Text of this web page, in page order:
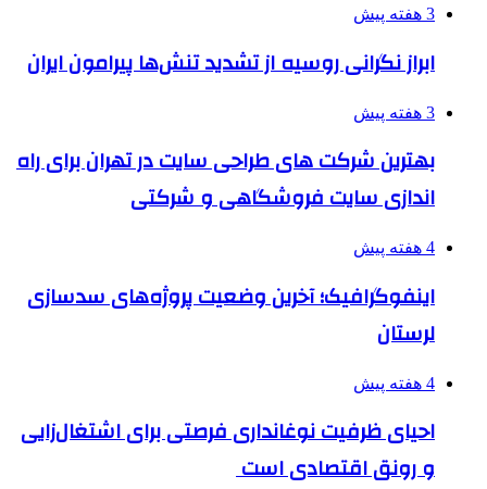
3 هفته پیش
ابراز نگرانی روسیه از تشدید تنش‌ها پیرامون ایران
3 هفته پیش
بهترین شرکت های طراحی سایت در تهران برای راه
اندازی سایت فروشگاهی و شرکتی
4 هفته پیش
اینفوگرافیک؛ آخرین وضعیت پروژه‌های سدسازی
لرستان
4 هفته پیش
احیای ظرفیت نوغانداری فرصتی برای اشتغال‌زایی
و رونق اقتصادی است